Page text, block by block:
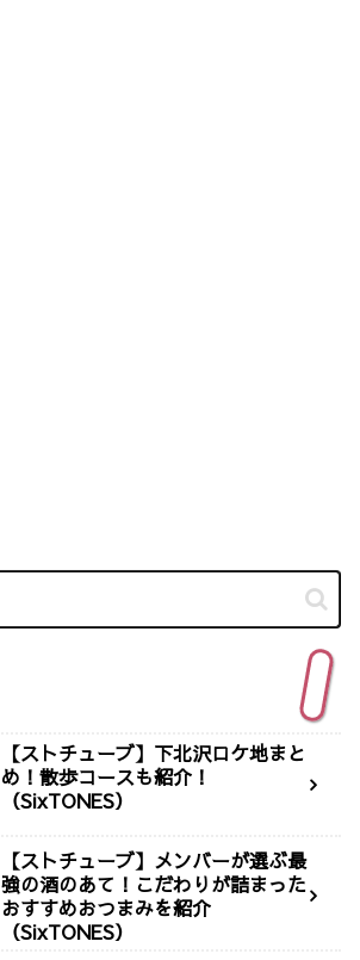
【ストチューブ】下北沢ロケ地まと
め！散歩コースも紹介！
（SixTONES）
【ストチューブ】メンバーが選ぶ最
強の酒のあて！こだわりが詰まった
おすすめおつまみを紹介
（SixTONES）